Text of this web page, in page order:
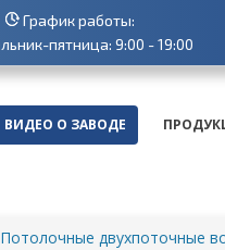
График работы:
пятница: 9:00 - 19:00
ВИДЕО О ЗАВОДЕ
Потолочные двухпоточные